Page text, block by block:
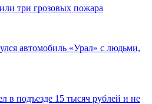
три грозовых пожара
автомобиль «Урал» с людьми,
в подъезде 15 тысяч рублей и не